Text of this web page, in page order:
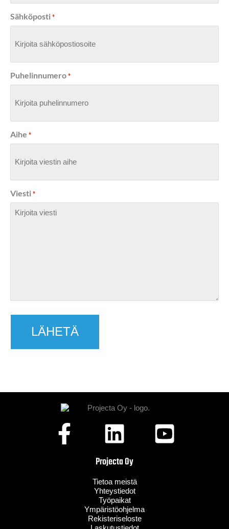
Sähköposti *
Puhelinnumero *
Aihe *
Viesti *
Projecta Oy
Tietoa meistä
Yhteystiedot
Työpaikat
Ympäristöohjelma
Rekisteriseloste